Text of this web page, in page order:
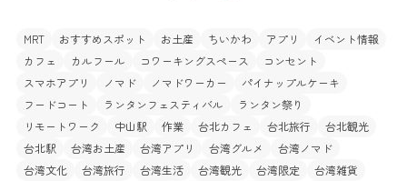
MRT おすすめスポット お土産 ちいかわ アプリ
イベント情報
カフェ
カルフール コワーキングスペース
コンセント
スマホアプリ
ノマド ノマドワーカー
パイナップルケーキ
フードコート
ランタンフェスティバル
ランタン祭り
リモートワーク
中山駅 作業 台北カフェ 台北旅行
台北観光
台北駅
台湾お土産 台湾アプリ 台湾グルメ
台湾ノマド
台湾文化
台湾旅行 台湾生活 台湾観光 台湾限定
台湾雑貨